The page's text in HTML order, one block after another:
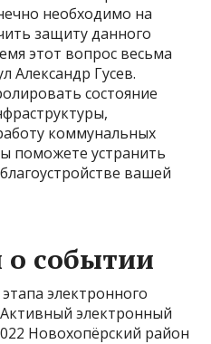
необходимо на
защиту данного
этот вопрос весьма
Александр Гусев.
состояние
коммунальных
поможете устранить
вашей
о событии
электронного
электронный
Новохопёрский район